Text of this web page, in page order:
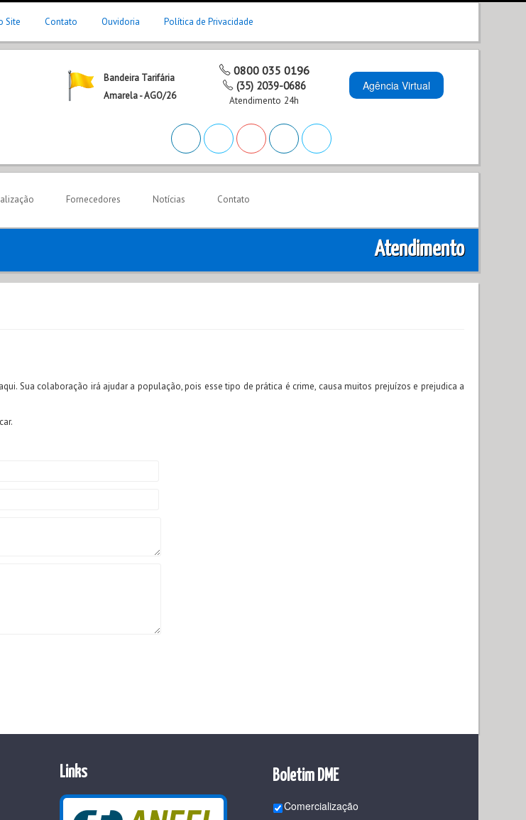
Site Contato Ouvidoria Política de Privacidade
Bandeira Tarifária
Amarela - AGO/26
0800 035 0196
(35) 2039-0686
Atendimento 24h
Agência Virtual
Fornecedores Notícias Contato
Atendimento
Sua colaboração irá ajudar a população, pois esse tipo de prática é crime, causa muitos prejuízos e prejudica a
Links Boletim DME
Comercialização